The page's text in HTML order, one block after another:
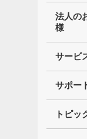
法人の
様
サービ
サポー
トピッ